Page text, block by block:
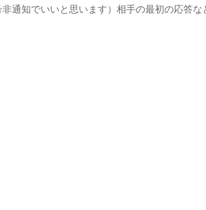
非通知でいいと思います）相手の最初の応答